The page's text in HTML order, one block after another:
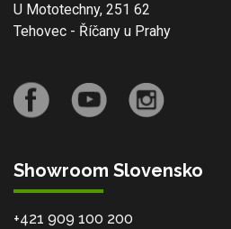
U Mototechny, 251 62
Tehovec - Říčany u Prahy
Showroom Slovensko
+421 909 100 200